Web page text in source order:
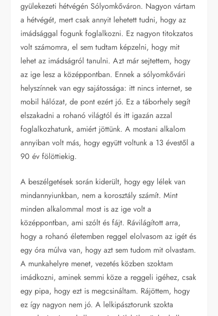
gyülekezeti hétvégén Sólyomkőváron. Nagyon vártam
a hétvégét, mert csak annyit lehetett tudni, hogy az
imádsággal fogunk foglalkozni. Ez nagyon titokzatos
volt számomra, el sem tudtam képzelni, hogy mit
lehet az imádságról tanulni. Azt már sejtettem, hogy
az ige lesz a középpontban. Ennek a sólyomkővári
helyszínnek van egy sajátossága: itt nincs internet, se
mobil hálózat, de pont ezért jó. Ez a táborhely segít
elszakadni a rohanó világtól és itt igazán azzal
foglalkozhatunk, amiért jöttünk. A mostani alkalom
annyiban volt más, hogy együtt voltunk a 13 évestől a
90 év fölöttiekig.
A beszélgetések során kiderült, hogy egy lélek van
mindannyiunkban, nem a korosztály számít. Mint
minden alkalommal most is az ige volt a
középpontban, ami szólt és fájt. Rávilágított arra,
hogy a rohanó életemben reggel elolvasom az igét és
egy óra múlva van, hogy azt sem tudom mit olvastam.
A munkahelyre menet, vezetés közben szoktam
imádkozni, aminek semmi köze a reggeli igéhez, csak
egy pipa, hogy ezt is megcsináltam. Rájöttem, hogy
ez így nagyon nem jó. A lelkipásztorunk szokta